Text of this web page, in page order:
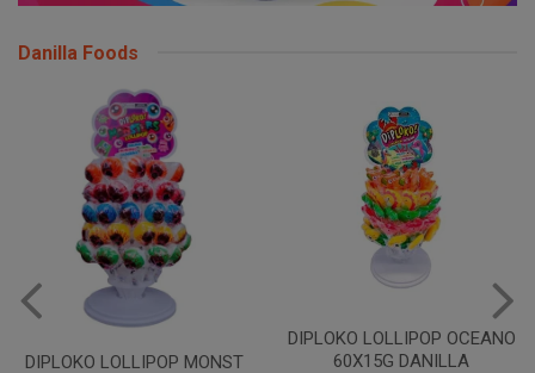
Danilla Foods
60X15G DANILLA
DIPLOKO LOLLIPOP ARCO
POP 60X15G DANILLA